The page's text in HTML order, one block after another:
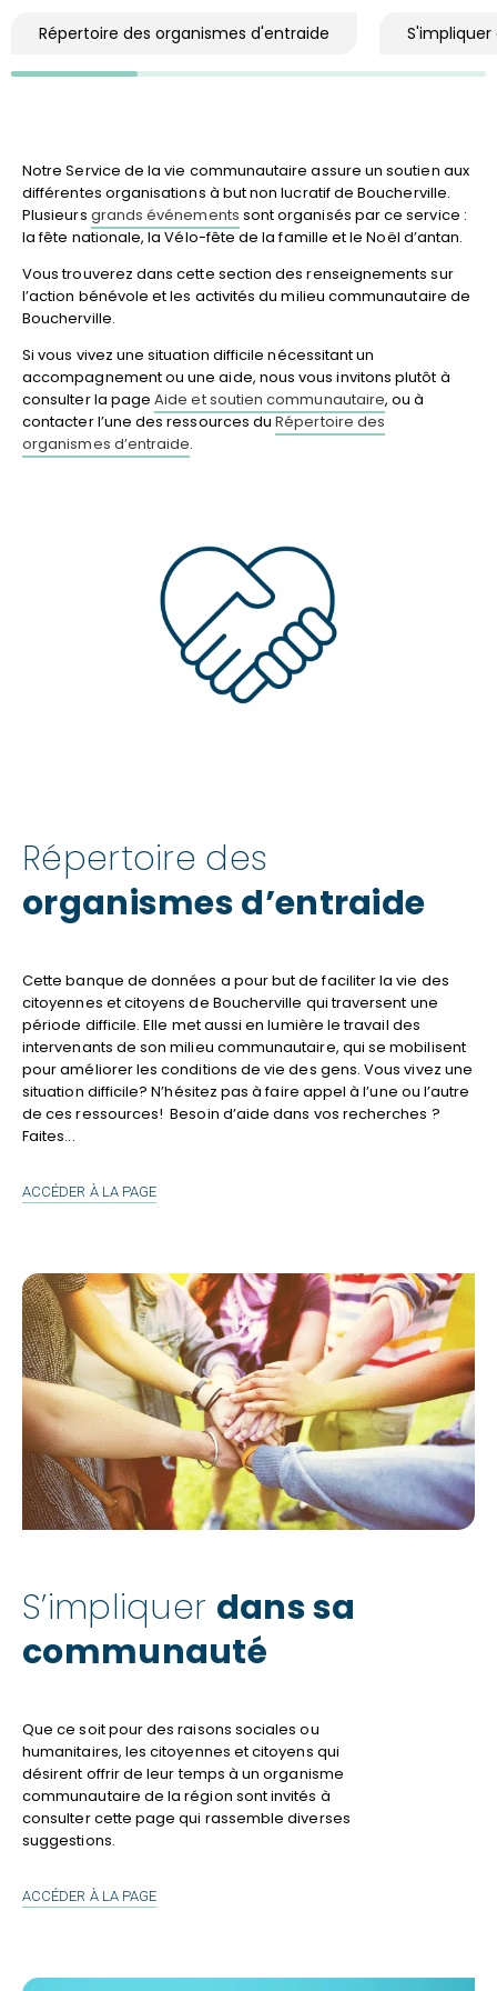
Répertoire des organismes d'entraide
Notre Service de la vie communautaire assure un soutien aux
différentes organisations à but non lucratif de Boucherville.
Plusieurs grands événements sont organisés par ce service :
la fête nationale, la Vélo-fête de la famille et le Noël d’antan.
Vous trouverez dans cette section des renseignements sur
l’action bénévole et les activités du milieu communautaire de
Boucherville.
Si vous vivez une situation difficile nécessitant un
accompagnement ou une aide, nous vous invitons plutôt à
consulter la pageAide et soutien communautaire, ou à
contacter l’une des ressources duRépertoire des
organismes d’entraide.
Répertoire des
organismes d’entraide
Cette banque de données a pour but de faciliter la vie des
citoyennes et citoyens de Boucherville qui traversent une
période difficile. Elle met aussi en lumière le travail des
intervenants de son milieu communautaire, qui se mobilisent
pour améliorer les conditions de vie des gens. Vous vivez une
situation difficile? N’hésitez pas à faire appel à l’une ou l’autre
de ces ressources! Besoin d’aide dans vos recherches ?
Faites...
ACCÉDER À LA PAGERÉPERTOIRE
S’impliquer dans sa
communauté
Que ce soit pour des raisons sociales ou
humanitaires, les citoyennes et citoyens qui
désirent offrir de leur temps à un organisme
communautaire de la région sont invités à
consulter cette page qui rassemble diverses
suggestions.
ACCÉDER À LA PAGES’IMPLIQUER